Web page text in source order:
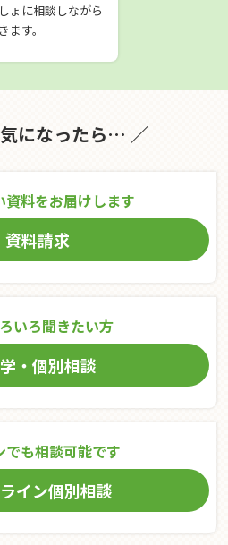
ょに相談しながら
ます。
になったら… ／
資料をお届けします
資料請求
いろ聞きたい⽅
・個別相談
でも相談可能です
イン個別相談